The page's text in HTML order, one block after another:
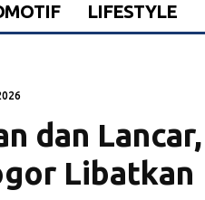
LIFESTYLE
dan Lancar,
Libatkan